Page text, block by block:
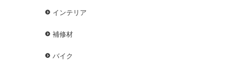
インテリア
補修材
バイク